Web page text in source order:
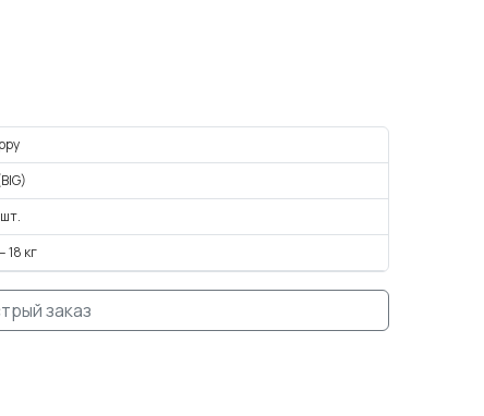
18 кг
заказ